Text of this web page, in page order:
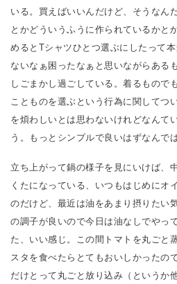
いる。買えばいいんだけど、そうなん
とかどういうふうに作られているかと
めるとTシャツひとつ選ぶにしたって
ないなぁ困ったなぁと思いながらある
しごまかし過ごしている。着るもので
ことものを選ぶという行為に関してつ
を煩わしいとは思わないけれどなんて
う。もっとシンプルで良いはずなんで
立ち上がって鍋の様子を見にいけば、
くたになっている、いつもはじめにオ
のだけど、最近は油をあまり摂りたい
の調子が良いので今日は油なしでやっ
た、いい感じ。この間トマトを丸ごと
スタを食べたらとてもおいしかったの
だけとって丸ごと放り込み（というか